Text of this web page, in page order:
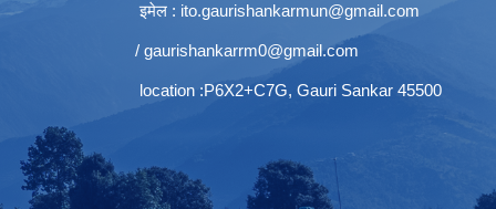
इमेल : ito.gaurishankarmun@gmail.com
/ gaurishankarrm0@gmail.com
location :P6X2+C7G, Gauri Sankar 45500